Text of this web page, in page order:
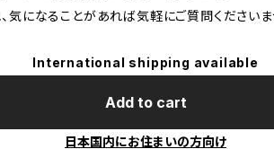
、気になることがあれば気軽にご質問くださいま
International shipping available
Add to cart
日本国内にお住まいの方向け